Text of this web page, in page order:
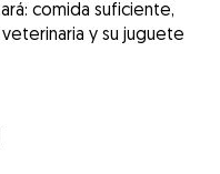
comida suficiente,
y su juguete